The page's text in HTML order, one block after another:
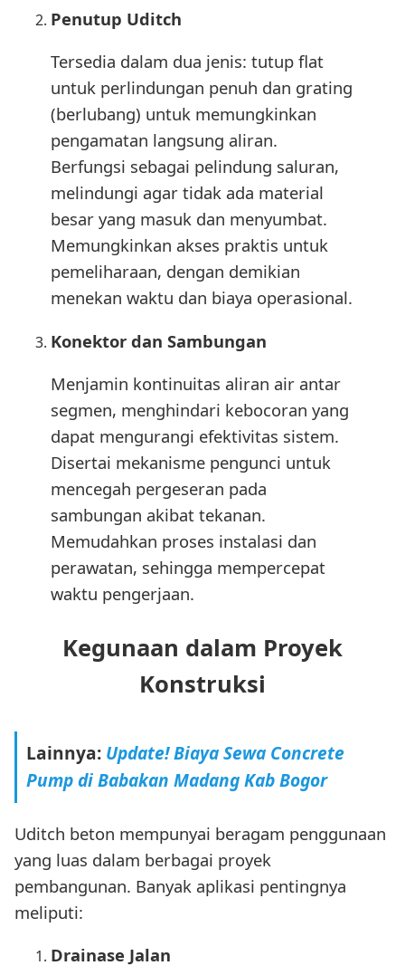
Penutup Uditch
Tersedia dalam dua jenis: tutup flat
untuk perlindungan penuh dan grating
(berlubang) untuk memungkinkan
pengamatan langsung aliran.
Berfungsi sebagai pelindung saluran,
melindungi agar tidak ada material
besar yang masuk dan menyumbat.
Memungkinkan akses praktis untuk
pemeliharaan, dengan demikian
menekan waktu dan biaya operasional.
Konektor dan Sambungan
Menjamin kontinuitas aliran air antar
segmen, menghindari kebocoran yang
dapat mengurangi efektivitas sistem.
Disertai mekanisme pengunci untuk
mencegah pergeseran pada
sambungan akibat tekanan.
Memudahkan proses instalasi dan
perawatan, sehingga mempercepat
waktu pengerjaan.
Kegunaan dalam Proyek
Konstruksi
Lainnya: Update! Biaya Sewa Concrete
Pump di Babakan Madang Kab Bogor
Uditch beton mempunyai beragam penggunaan
yang luas dalam berbagai proyek
pembangunan. Banyak aplikasi pentingnya
meliputi:
Drainase Jalan